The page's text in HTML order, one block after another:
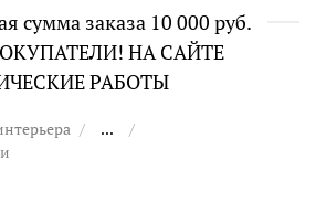
сумма заказа 10 000 руб.
НА САЙТЕ
РАБОТЫ
...